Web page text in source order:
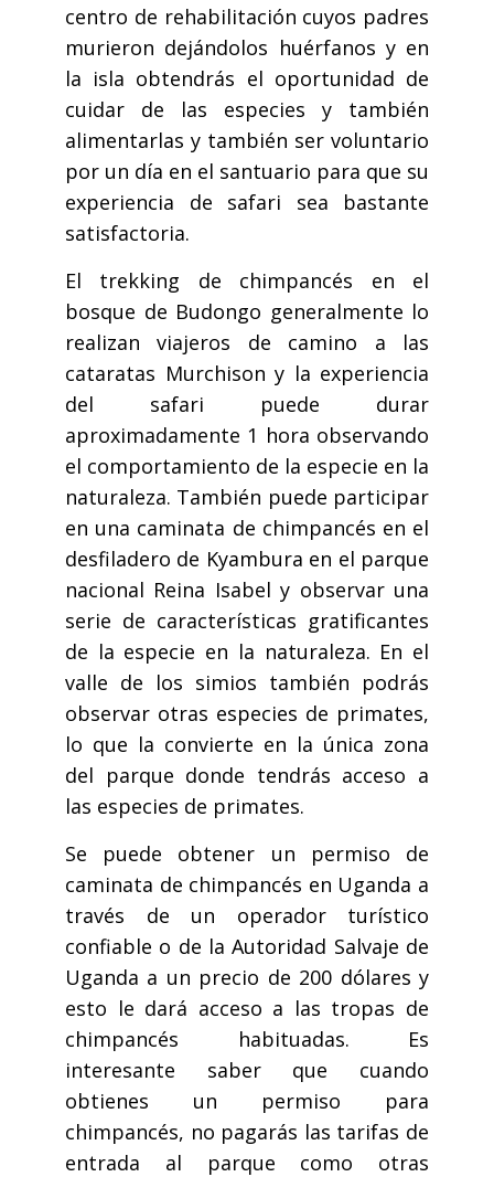
centro de rehabilitación cuyos padres
murieron dejándolos huérfanos y en
la isla obtendrás el oportunidad de
cuidar de las especies y también
alimentarlas y también ser voluntario
por un día en el santuario para que su
experiencia de safari sea bastante
satisfactoria.
El trekking de chimpancés en el
bosque de Budongo generalmente lo
realizan viajeros de camino a las
cataratas Murchison y la experiencia
del safari puede durar
aproximadamente 1 hora observando
el comportamiento de la especie en la
naturaleza. También puede participar
en una caminata de chimpancés en el
desfiladero de Kyambura en el parque
nacional Reina Isabel y observar una
serie de características gratificantes
de la especie en la naturaleza. En el
valle de los simios también podrás
observar otras especies de primates,
lo que la convierte en la única zona
del parque donde tendrás acceso a
las especies de primates.
Se puede obtener un permiso de
caminata de chimpancés en Uganda a
través de un operador turístico
confiable o de la Autoridad Salvaje de
Uganda a un precio de 200 dólares y
esto le dará acceso a las tropas de
chimpancés habituadas. Es
interesante saber que cuando
obtienes un permiso para
chimpancés, no pagarás las tarifas de
entrada al parque como otras